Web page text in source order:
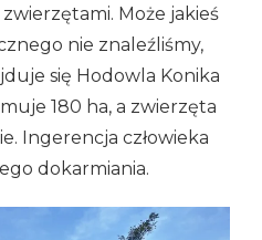
Może jakieś
nie znaleźliśmy,
się Hodowla Konika
180 ha, a zwierzęta
Ingerencja człowieka
dokarmiania.